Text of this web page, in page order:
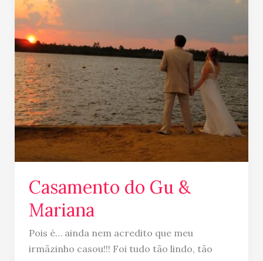
Casamento do Gu &
Mariana
Pois é… ainda nem acredito que meu
irmãzinho casou!!! Foi tudo tão lindo, tão
do
Gu
&
Mariana